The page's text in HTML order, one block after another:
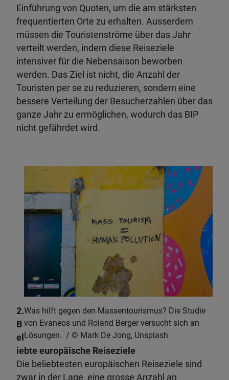
Einführung von Quoten, um die am stärksten
frequentierten Orte zu erhalten. Ausserdem
müssen die Touristenströme über das Jahr
verteilt werden, indem diese Reiseziele
intensiver für die Nebensaison beworben
werden. Das Ziel ist nicht, die Anzahl der
Touristen per se zu reduzieren, sondern eine
bessere Verteilung der Besucherzahlen über das
ganze Jahr zu ermöglichen, wodurch das BIP
nicht gefährdet wird.
Was hilft gegen den Massentourismus? Die Studie
von Evaneos und Roland Berger versucht sich an
Lösungen.
Mark De Jong, Unsplash
2.
B
el
iebte europäische Reiseziele
Die beliebtesten europäischen Reiseziele sind
zwar in der Lage, eine grosse Anzahl an